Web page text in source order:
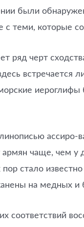
были
теми, которые
ряд черт
ассиро-
армян чаще, чем
стало
на медных и
соответствий